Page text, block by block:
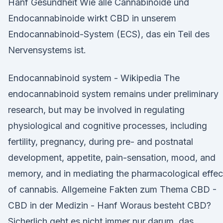
Hanf Gesundheit Wie alle Cannabinoide und
Endocannabinoide wirkt CBD in unserem
Endocannabinoid-System (ECS), das ein Teil des
Nervensystems ist.
Endocannabinoid system - Wikipedia The
endocannabinoid system remains under preliminary
research, but may be involved in regulating
physiological and cognitive processes, including
fertility, pregnancy, during pre- and postnatal
development, appetite, pain-sensation, mood, and
memory, and in mediating the pharmacological
of cannabis. Allgemeine Fakten zum Thema CBD -
CBD in der Medizin - Hanf Woraus besteht CBD?